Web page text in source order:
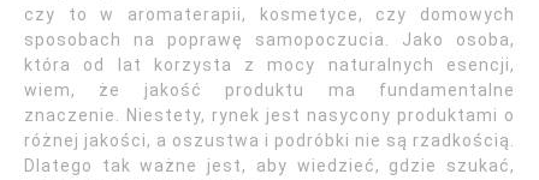
czy to w aromaterapii, kosmetyce, czy domowych
sposobach na poprawę samopoczucia. Jako osoba,
która od lat korzysta z mocy naturalnych esencji,
wiem, że jakość produktu ma fundamentalne
znaczenie. Niestety, rynek jest nasycony produktami o
różnej jakości, a oszustwa i podróbki nie są rzadkością.
Dlatego tak ważne jest, aby wiedzieć, gdzie szukać,